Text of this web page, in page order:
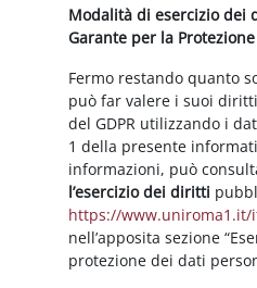
Modalità di esercizio dei
Garante per la
Fermo restando quanto
può far valere i suoi
del GDPR utilizzando i
1 della presente
informazioni, può
l’esercizio dei diritti
https://
nell’apposita sezione
protezione dei dati